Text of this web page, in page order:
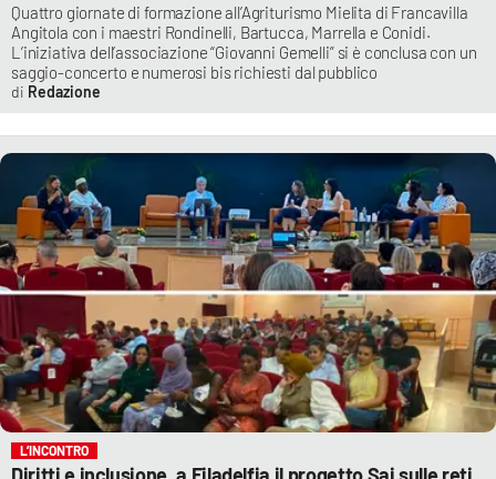
Quattro giornate di formazione all’Agriturismo Mielita di Francavilla
Angitola con i maestri Rondinelli, Bartucca, Marrella e Conidi.
L’iniziativa dell’associazione “Giovanni Gemelli” si è conclusa con un
saggio-concerto e numerosi bis richiesti dal pubblico
Redazione
L’INCONTRO
Diritti e inclusione, a Filadelfia il progetto Sai sulle reti